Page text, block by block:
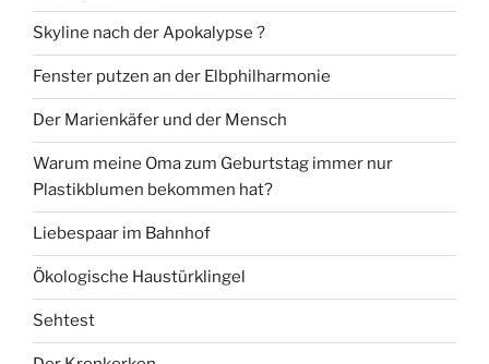
Skyline nach der Apokalypse ?
Fenster putzen an der Elbphilharmonie
Der Marienkäfer und der Mensch
Warum meine Oma zum Geburtstag immer nur
Plastikblumen bekommen hat?
Liebespaar im Bahnhof
Ökologische Haustürklingel
Sehtest